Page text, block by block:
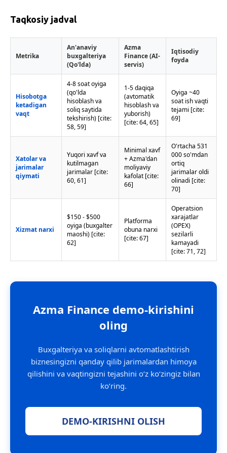
Taqkosiy jadval
Metrika
An'anaviy
buxgalteriya
(Qo'lda)
Azma
Finance (AI-
servis)
Iqtisodiy
foyda
Hisobotga
ketadigan
vaqt
4-8 soat oyiga
(qo'lda
hisoblash va
soliq saytida
tekshirish) [cite:
58, 59]
1-5 daqiqa
(avtomatik
hisoblash va
yuborish)
[cite: 64, 65]
Oyiga ~40
soat ish vaqti
tejami [cite:
69]
Xatolar va
jarimalar
qiymati
Yuqori xavf va
kutilmagan
jarimalar [cite:
60, 61]
Minimal xavf
+ Azma'dan
moliyaviy
kafolat [cite:
66]
O'rtacha 531
000 so'mdan
ortiq
jarimalar oldi
olinadi [cite:
70]
Xizmat narxi
$150 - $500
oyiga (buxgalter
maoshi) [cite:
62]
Platforma
obuna narxi
[cite: 67]
Operatsion
xarajatlar
(OPEX)
sezilarli
kamayadi
[cite: 71, 72]
Azma Finance demo-kirishini
oling
Buxgalteriya va soliqlarni avtomatlashtirish
biznesingizni qanday qilib jarimalardan himoya
qilishini va vaqtingizni tejashini o‘z ko‘zingiz bilan
ko‘ring.
DEMO-KIRISHNI OLISH